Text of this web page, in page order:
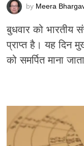
by Meera
बुधवार को भारतीय
प्राप्त है। यह दिन
को समर्पित माना